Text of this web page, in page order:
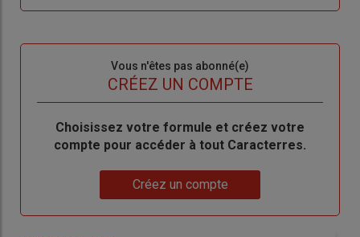
de
me
Vous n'êtes pas abonné(e)
CRÉEZ UN COMPTE
BodyChoisissez votre formule et créez votre
compte pour accéder à tout Caracterres.
Créez un compte